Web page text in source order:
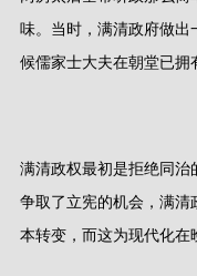
味。当时，满清政府做出
候儒家士大夫在朝堂已拥
满清政权最初是拒绝同治
争取了立宪的机会，满清
本转变，而这为现代化在